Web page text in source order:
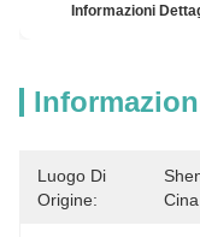
Informazioni
Luogo Di
Origine:
Cina